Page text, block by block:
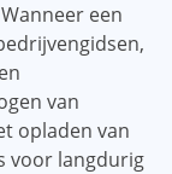
een
van
opladen van
voor langdurig